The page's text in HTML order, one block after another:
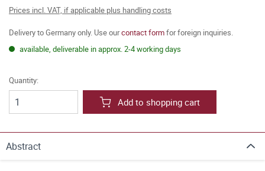
Prices incl. VAT, if applicable plus handling costs
Delivery to Germany only. Use ourcontact formfor foreign inquiries.
available, deliverable in approx. 2-4 working days
Quantity:
Add to shopping cart
Abstract